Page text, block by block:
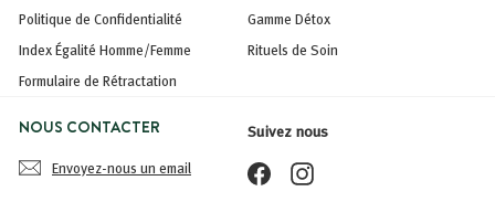
Politique de Confidentialité
Index Égalité Homme/Femme
Formulaire de Rétractation
Gamme Détox
Rituels de Soin
NOUS CONTACTER
Envoyez-nous un email
Suivez nous
FacebookInstagram